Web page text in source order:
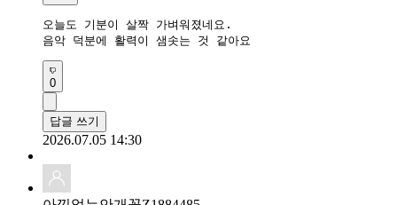
오늘도 기분이 살짝 가벼워졌네요.
음악 덕분에 활력이 샘솟는 것 같아요
0
답글 쓰기
2026.07.05 14:30